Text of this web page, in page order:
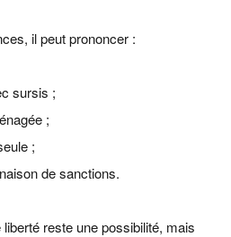
il peut prononcer :
sursis ;
;
;
de sanctions.
reste une possibilité, mais